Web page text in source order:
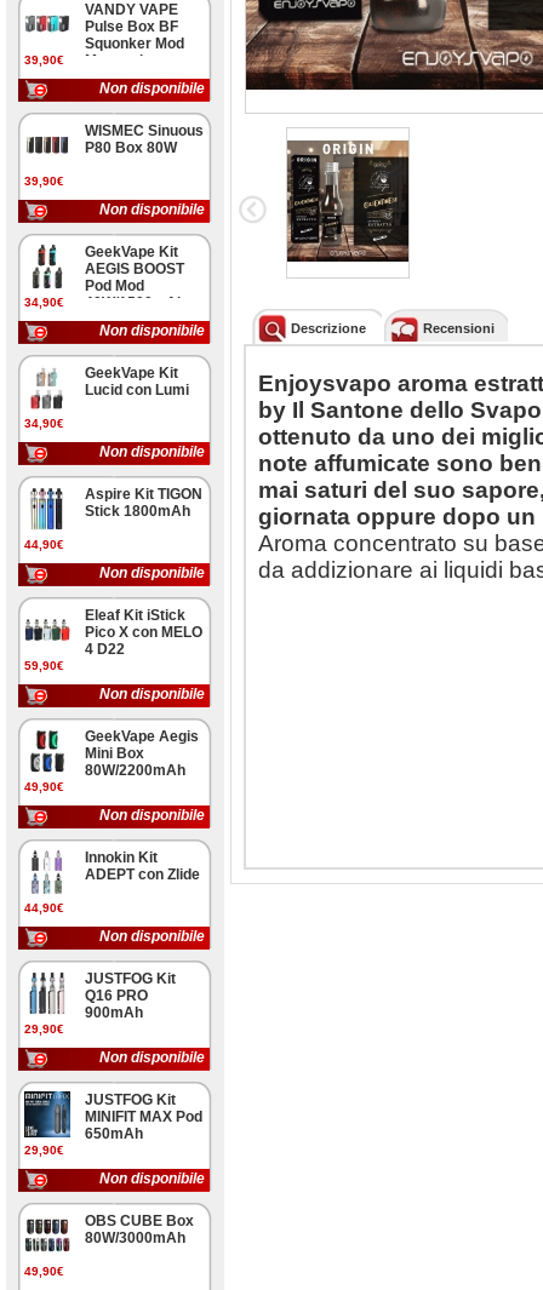
39,90€
VANDY VAPE
Pulse Box BF
Squonker Mod
Meccanica
Non disponibile
39,90€
WISMEC Sinuous
P80 Box 80W
Non disponibile
34,90€
GeekVape Kit
AEGIS BOOST
Pod Mod
40W/1500mAh
Non disponibile
34,90€
GeekVape Kit
Lucid con Lumi
Non disponibile
44,90€
Aspire Kit TIGON
Stick 1800mAh
Non disponibile
59,90€
Eleaf Kit iStick
Pico X con MELO
4 D22
Non disponibile
49,90€
GeekVape Aegis
Mini Box
80W/2200mAh
Non disponibile
44,90€
Innokin Kit
ADEPT con Zlide
Non disponibile
29,90€
JUSTFOG Kit
Q16 PRO
900mAh
Non disponibile
29,90€
JUSTFOG Kit
MINIFIT MAX Pod
650mAh
Non disponibile
49,90€
OBS CUBE Box
80W/3000mAh
Descrizione Recensioni
Enjoysvapo aroma
by Il Santone dello
ottenuto da uno dei
note affumicate sono
mai saturi del suo
giornata oppure dopo un
Aroma concentrato su
da addizionare ai liquidi